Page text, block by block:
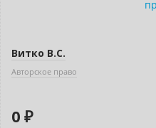
Витко В.С.
Авторское право
0 ₽